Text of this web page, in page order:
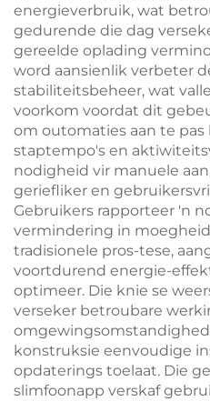
energieverbruik, wat
gedurende die dag
gereelde oplading
word aansienlik verbeter
stabiliteitsbeheer, wat
voorkom voordat dit
om outomaties aan te pas
staptempo's en
nodigheid vir manuele
geriefliker en
Gebruikers rapporteer 'n
vermindering in
tradisionele pros-tese,
voortdurend energie-
optimeer. Die knie se
verseker betroubare
konstruksie eenvoudige
opdaterings toelaat. Die
slimfoonapp verskaf